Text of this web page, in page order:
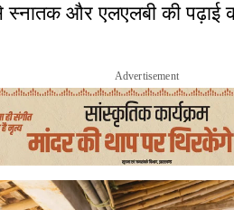
और एलएलबी की पढ़ाई
Advertisement